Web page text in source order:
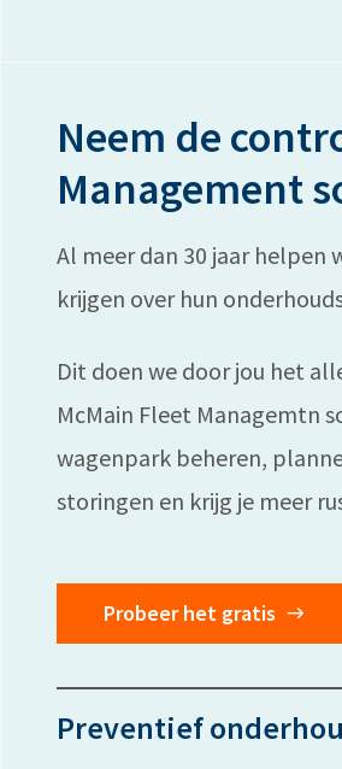
Neem de
Management
Al meer dan 30 jaar helpen
krijgen over hun
Dit doen we door jou het
McMain Fleet Managemtn
wagenpark beheren,
storingen en krijg je meer
Probeer het gratis
Preventief